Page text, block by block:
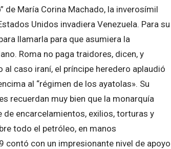
de María Corina Machado, la inverosímil
Unidos invadiera Venezuela. Para su
llamarla para que asumiera la
Roma no paga traidores, dicen, y
caso iraní, el príncipe heredero aplaudió
al “régimen de los ayatolas». Su
recuerdan muy bien que la monarquía
encarcelamientos, exilios, torturas y
todo el petróleo, en manos
contó con un impresionante nivel de apoyo